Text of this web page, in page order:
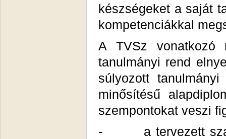
készségeket a saját
kompetenciákkal
A TVSz vonatkozó
tanulmányi rend
súlyozott
minősítésű
szempontokat veszi
- a tervezett